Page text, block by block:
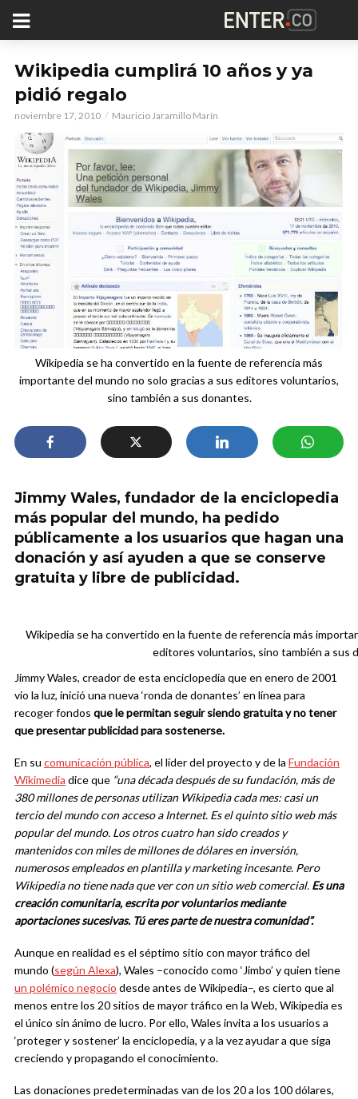
Wikipedia cumplirá 10 años y ya
pidió regalo
noviembre 17, 2010 Mauricio Jaramillo Marín
Wikipedia se ha convertido en la fuente de referencia más
importante del mundo no solo gracias a sus editores voluntarios,
sino también a sus donantes.
Jimmy Wales, fundador de la enciclopedia
más popular del mundo, ha pedido
públicamente a los usuarios que hagan una
donación y así ayuden a que se conserve
gratuita y libre de publicidad.
Wikipedia se ha convertido en la fuente de referencia más
editores voluntarios, sino también a sus
Jimmy Wales, creador de esta enciclopedia que en enero de 2001
vio la luz, inició una nueva ‘ronda de donantes’ en línea para
recoger fondos que le permitan seguir siendo gratuita y no tener
que presentar publicidad para sostenerse.
En su comunicación pública, el líder del proyecto y de la Fundación
Wikimedia dice que “una década después de su fundación, más de
380 millones de personas utilizan Wikipedia cada mes: casi un
tercio del mundo con acceso a Internet. Es el quinto sitio web más
popular del mundo. Los otros cuatro han sido creados y
mantenidos con miles de millones de dólares en inversión,
numerosos empleados en plantilla y marketing incesante. Pero
Wikipedia no tiene nada que ver con un sitio web comercial. Es una
creación comunitaria, escrita por voluntarios mediante
aportaciones sucesivas. Tú eres parte de nuestra comunidad”.
Aunque en realidad es el séptimo sitio con mayor tráfico del
mundo (según Alexa), Wales –conocido como ‘Jimbo’ y quien tiene
un polémico negocio desde antes de Wikipedia–, es cierto que al
menos entre los 20 sitios de mayor tráfico en la Web, Wikipedia es
el único sin ánimo de lucro. Por ello, Wales invita a los usuarios a
‘proteger y sostener’ la enciclopedia, y a la vez ayudar a que siga
creciendo y propagando el conocimiento.
Las donaciones predeterminadas van de los 20 a los 100 dólares,